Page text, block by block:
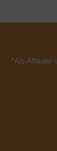
*Als Affiliate-